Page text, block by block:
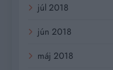
júl 2018
jún 2018
máj 2018